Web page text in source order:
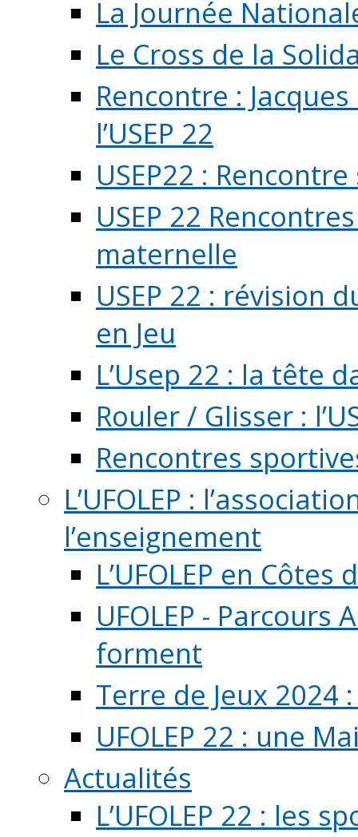
La Journée
Le Cross de la
Rencontre :
l’USEP 22
USEP22 :
USEP 22
maternelle
USEP 22 : révision
en Jeu
L’Usep 22 : la tête
Rouler / Glisser :
Rencontres
L’UFOLEP :
l’enseignement
L’UFOLEP en Côtes
UFOLEP -
forment
Terre de Jeux 2024
UFOLEP 22 : une
Actualités
L’UFOLEP 22 : les